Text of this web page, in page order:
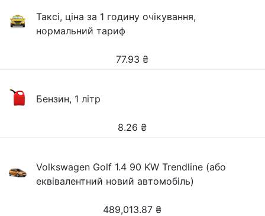
Таксі, ціна за 1 годину очікування,
нормальний тариф
77.93 ₴
Бензин, 1 літр
8.26 ₴
Volkswagen Golf 1.4 90 KW Trendline (або
еквівалентний новий автомобіль)
489,013.87 ₴